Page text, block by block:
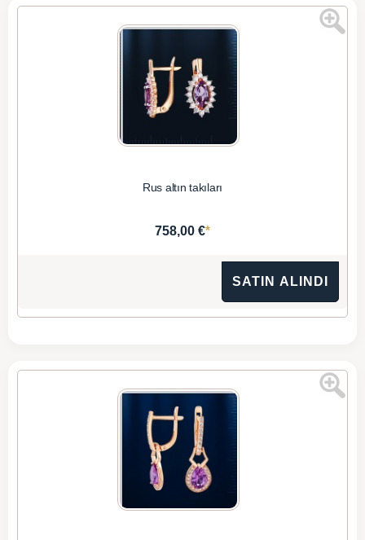
Rus altın takıları
758,00 €*
SATIN ALINDI